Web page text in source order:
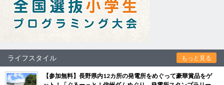
ライフスタイル もっと見る
【参加無料】長野県内12カ所の発電所をめぐって豪華賞品をゲ